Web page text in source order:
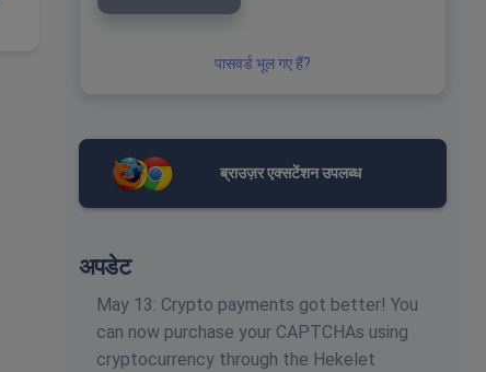
पासवर्ड भूल गए हैं?
ब्राउज़र एक्सटेंशन उपलब्ध
अपडेट
May 13: Crypto payments got better! You
can now purchase your CAPTCHAs using
cryptocurrency through the Hekelet